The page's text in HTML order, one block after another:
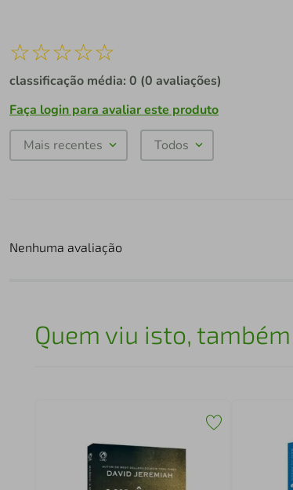
☆☆☆☆☆
classificação média: 0 (0 avaliações)
Faça login para avaliar este produto
Mais recentes Todos
Nenhuma avaliação
Quem viu isto, também